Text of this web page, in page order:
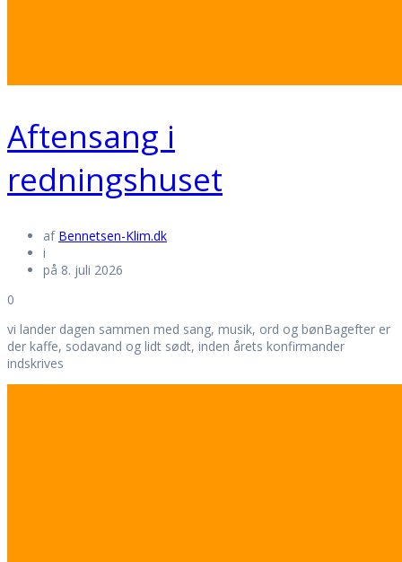
Aftensang i
redningshuset
af Bennetsen-Klim.dk
i
på 8. juli 2026
0
vi lander dagen sammen med sang, musik, ord og bønBagefter er
der kaffe, sodavand og lidt sødt, inden årets konfirmander
indskrives